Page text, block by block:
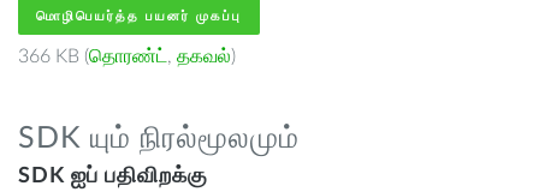
மொழிபெயர்த்த பயனர் முகப்பு
366 KB (தொரண்ட் , தகவல்)
SDK யும் நிரல்மூலமும்
SDK ஐப் பதிவிறக்கு